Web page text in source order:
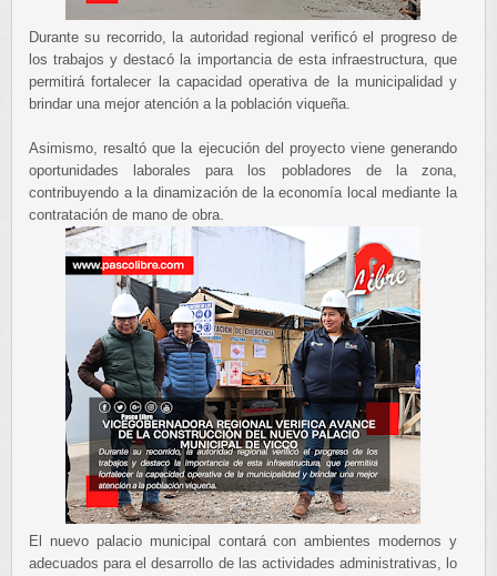
Durante su recorrido, la autoridad regional verificó el progreso de
los trabajos y destacó la importancia de esta infraestructura, que
permitirá fortalecer la capacidad operativa de la municipalidad y
brindar una mejor atención a la población viqueña.
Asimismo, resaltó que la ejecución del proyecto viene generando
oportunidades laborales para los pobladores de la zona,
contribuyendo a la dinamización de la economía local mediante la
contratación de mano de obra.
El nuevo palacio municipal contará con ambientes modernos y
adecuados para el desarrollo de las actividades administrativas, lo